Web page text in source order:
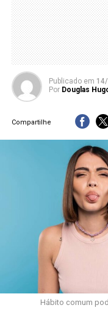
Publicado em
Por Douglas
Compartilhe
Hábito comum